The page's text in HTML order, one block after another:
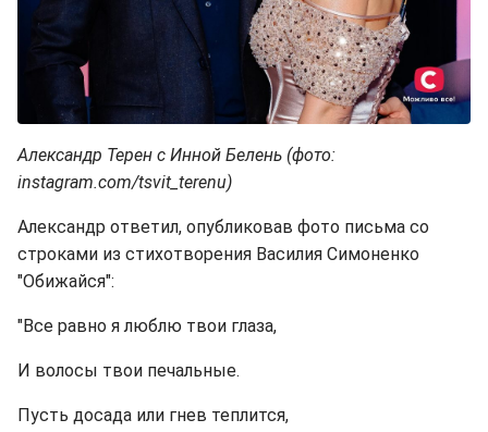
Александр Терен с Инной Белень (фото:
instagram.com/tsvit_terenu)
Александр ответил, опубликовав фото письма со
строками из стихотворения Василия Симоненко
"Обижайся":
"Все равно я люблю твои глаза,
И волосы твои печальные.
Пусть досада или гнев теплится,